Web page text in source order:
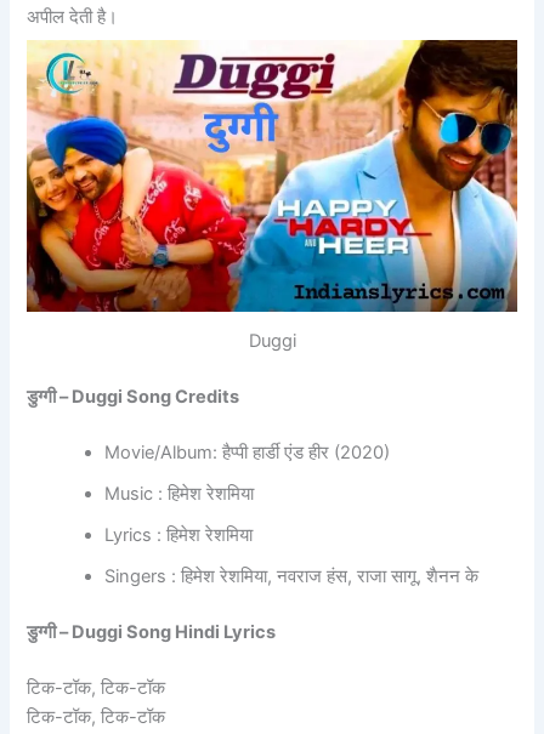
अपील देती है।
Duggi
डुग्गी – Duggi Song Credits
Movie/Album: हैप्पी हार्डी एंड हीर (2020)
Music : हिमेश रेशमिया
Lyrics : हिमेश रेशमिया
Singers : हिमेश रेशमिया, नवराज हंस, राजा सागू, शैनन के
डुग्गी – Duggi Song Hindi Lyrics
टिक-टॉक, टिक-टॉक
टिक-टॉक, टिक-टॉक